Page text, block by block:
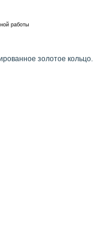
работы
золотое кольцо.